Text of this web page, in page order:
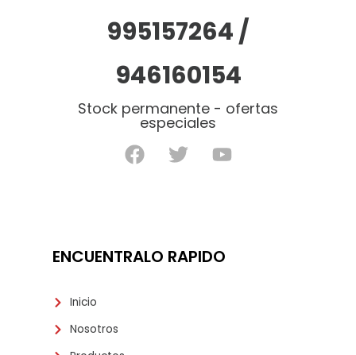
995157264 /
946160154
Stock permanente - ofertas
especiales
ENCUENTRALO RAPIDO
Inicio
Nosotros